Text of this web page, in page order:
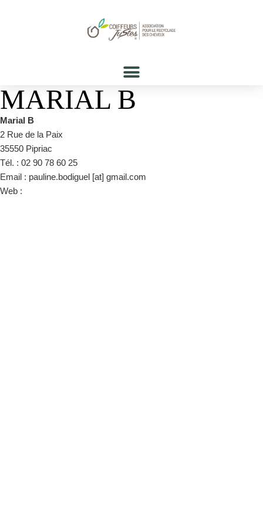
MARIAL B
Marial B
2 Rue de la Paix
35550 Pipriac
Tél. : 02 90 78 60 25
Email : pauline.bodiguel [at] gmail.com
Web :